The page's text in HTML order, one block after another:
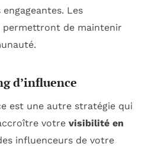
Les
permettront de maintenir
d’influence
est une autre stratégie qui
votre visibilité en
influenceurs de votre